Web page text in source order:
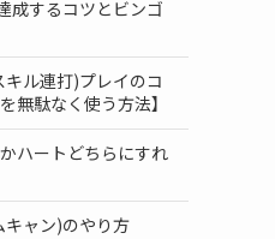
成するコツとビンゴ
ル連打)プレイのコ
無駄なく使う方法】
ハートどちらにすれ
ャン)のやり方